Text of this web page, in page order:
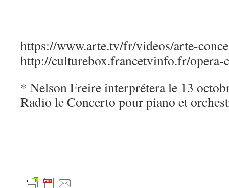
https://www.arte.tv/fr/videos/arte-
http://culturebox.francetvinfo.fr/opera-
* Nelson Freire interprétera le 13
Radio le Concerto pour piano et